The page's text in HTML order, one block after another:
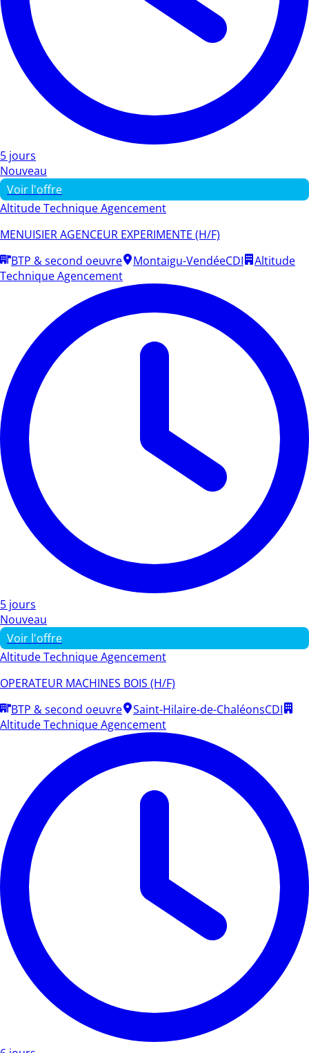
5 jours
Nouveau
Voir l'offre
Altitude Technique Agencement
MENUISIER AGENCEUR EXPERIMENTE (H/F)
BTP & second oeuvre
Montaigu-VendéeCDI
Altitude
Technique Agencement
5 jours
Nouveau
Voir l'offre
Altitude Technique Agencement
OPERATEUR MACHINES BOIS (H/F)
BTP & second oeuvre
Saint-Hilaire-de-ChaléonsCDI
Altitude Technique Agencement